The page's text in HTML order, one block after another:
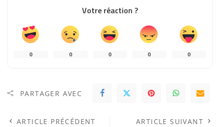
Votre réaction ?
0 0 0 0 0
PARTAGER AVEC
ARTICLE PRÉCÉDENT ARTICLE SUIVANT